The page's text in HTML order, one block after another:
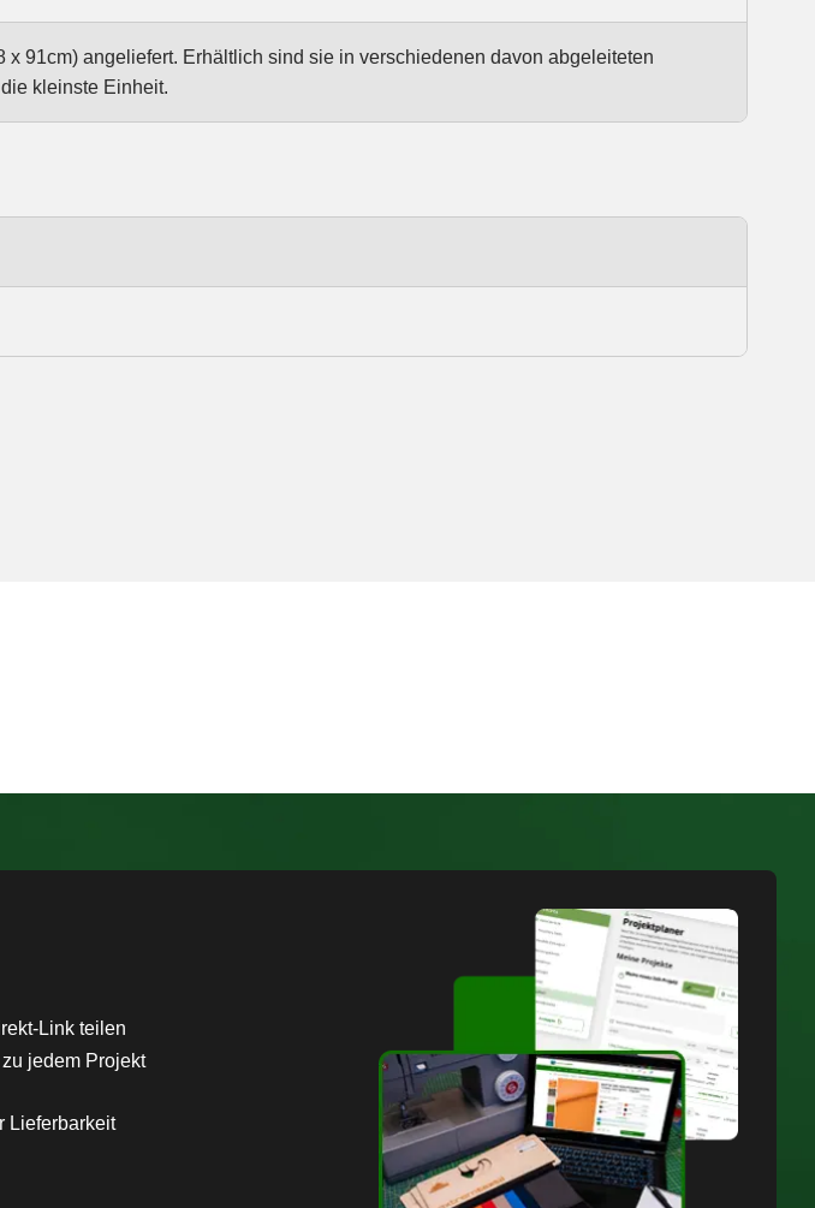
91cm) angeliefert. Erhältlich sind sie in verschiedenen davon abgeleiteten
kleinste Einheit.
Link teilen
jedem Projekt
Lieferbarkeit